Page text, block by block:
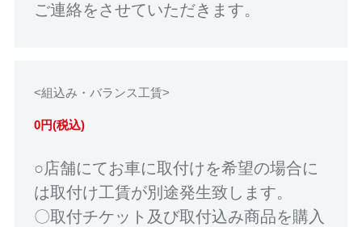
ご連絡をさせていただきます。
<組込み・バランス工賃>
0円(税込)
○店舗にてお車に取付けを希望の場合に
は取付け工賃が別途発生致します。
〇取付チケット及び取付込み商品を購入